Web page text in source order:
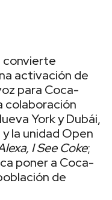
convierte
activación de
para Coca-
colaboración
York y Dubái,
y la unidad Open
I See Coke;
poner a Coca-
de